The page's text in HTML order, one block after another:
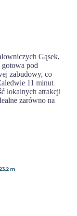
Gąsek,
pod
zabudowy, co
11 minut
lokalnych atrakcji
zarówno na